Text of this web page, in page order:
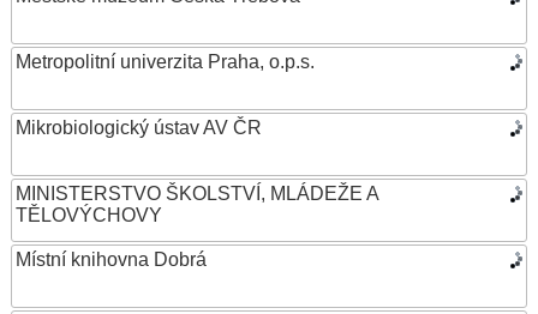
Metropolitní univerzita Praha, o.p.s.
Mikrobiologický ústav AV ČR
MINISTERSTVO ŠKOLSTVÍ, MLÁDEŽE A
TĚLOVÝCHOVY
Místní knihovna Dobrá